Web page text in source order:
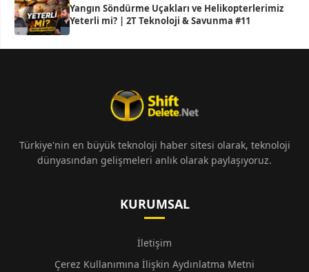
Yangın Söndürme Uçakları ve Helikopterlerimiz
Yeterli mi? | 2T Teknoloji & Savunma #11
Türkiye'nin en büyük teknoloji haber sitesi olarak, teknoloji
dünyasından gelişmeleri anlık olarak paylaşıyoruz.
KURUMSAL
İletişim
Çerez Kullanımına İlişkin Aydınlatma Metni